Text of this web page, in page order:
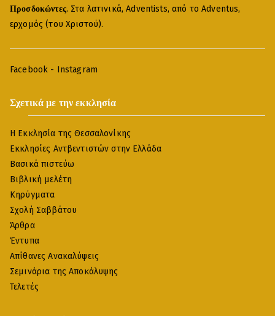
Προσδοκώντες. Στα λατινικά, Adventists, από το Adventus,
ερχομός (του Χριστού).
Facebook - Instagram
Σχετικά με την εκκλησία
Η Εκκλησία της Θεσσαλονίκης
Εκκλησίες Αντβεντιστών στην Ελλάδα
Βασικά πιστεύω
Βιβλική μελέτη
Κηρύγματα
Σχολή Σαββάτου
Άρθρα
Έντυπα
Απίθανες Ανακαλύψεις
Σεμινάρια της Αποκάλυψης
Τελετές